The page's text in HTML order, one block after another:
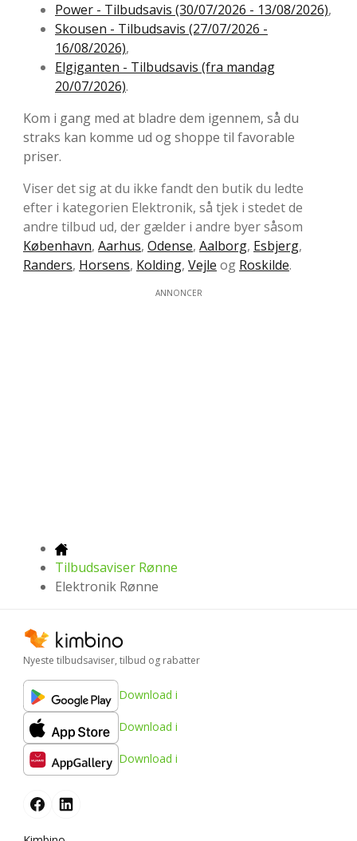
Power - Tilbudsavis (30/07/2026 - 13/08/2026),
Skousen - Tilbudsavis (27/07/2026 -
16/08/2026),
Elgiganten - Tilbudsavis (fra mandag
20/07/2026).
Kom i gang med at bladre dem igennem, så du
straks kan komme ud og shoppe til favorable
priser.
Viser det sig at du ikke fandt den butik du ledte
efter i kategorien Elektronik, så tjek i stedet de
andre tilbud ud, der gælder i andre byer såsom
København, Aarhus, Odense, Aalborg, Esbjerg,
Randers, Horsens, Kolding, Vejle og Roskilde.
ANNONCER
Tilbudsaviser Rønne
Elektronik Rønne
Nyeste tilbudsaviser, tilbud og rabatter
Download i
Download i
Download i